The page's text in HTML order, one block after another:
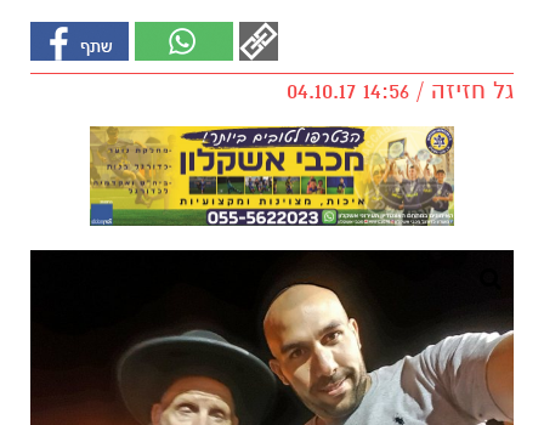
גל חזיזה / 14:56 04.10.17